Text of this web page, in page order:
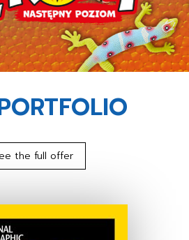
the full offer